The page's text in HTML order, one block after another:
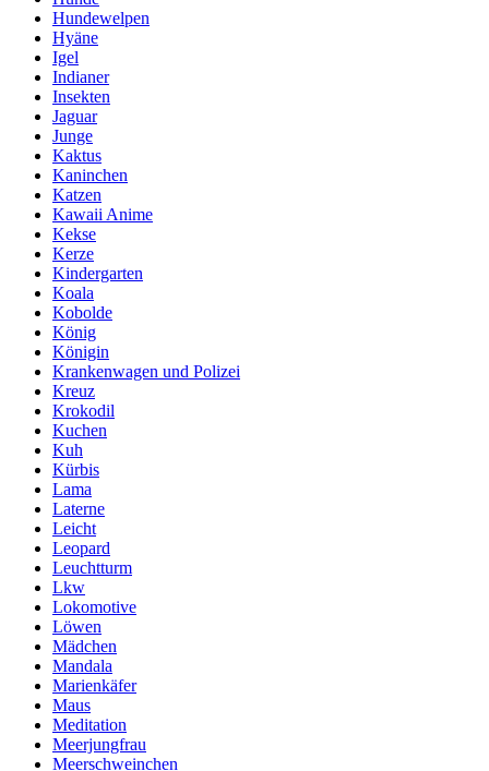
Hundewelpen
Hyäne
Igel
Indianer
Insekten
Jaguar
Junge
Kaktus
Kaninchen
Katzen
Kawaii Anime
Kekse
Kerze
Kindergarten
Koala
Kobolde
König
Königin
Krankenwagen und Polizei
Kreuz
Krokodil
Kuchen
Kuh
Kürbis
Lama
Laterne
Leicht
Leopard
Leuchtturm
Lkw
Lokomotive
Löwen
Mädchen
Mandala
Marienkäfer
Maus
Meditation
Meerjungfrau
Meerschweinchen